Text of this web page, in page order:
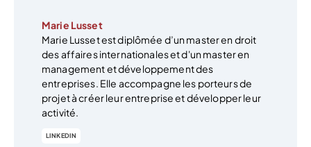
Marie Lusset
Marie Lusset est diplômée d’un master en droit
des affaires internationales et d'un master en
management et développement des
entreprises. Elle accompagne les porteurs de
projet à créer leur entreprise et développer leur
activité.
LINKEDIN